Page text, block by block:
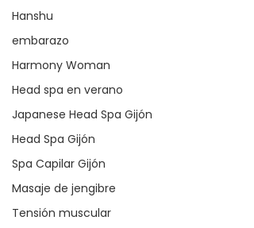
Hanshu
embarazo
Harmony Woman
Head spa en verano
Japanese Head Spa Gijón
Head Spa Gijón
Spa Capilar Gijón
Masaje de jengibre
Tensión muscular